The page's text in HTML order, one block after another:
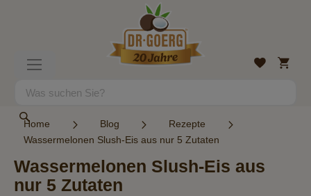
Suche
Wunschliste
Mein
Home Blog
Rezepte
Wassermelonen Slush-Eis aus nur 5 Zutaten
Wassermelonen Slush-Eis aus
nur 5 Zutaten